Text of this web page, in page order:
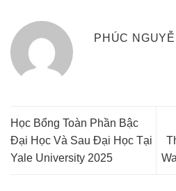
PHÚC
Học Bổng Toàn Phần Bậc
Đại Học Và Sau Đại Học Tại
Yale University 2025